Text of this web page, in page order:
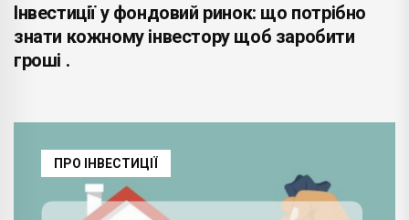
Інвестиції у фондовий ринок: що потрібно
знати кожному інвестору щоб заробити
гроші .
ПРО ІНВЕСТИЦІЇ